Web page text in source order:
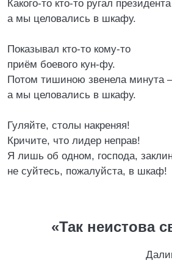
Какого-то кто-то ругал
а мы целовались в шкафу.
Показывал кто-то кому-то
приём боевого кун-фу.
Потом тишиною звенела минута
а мы целовались в шкафу.
Гуляйте, столы накреняя!
Кричите, что лидер неправ!
Я лишь об одном, господа,
не суйтесь, пожалуйста, в шкаф!
«Так неистова